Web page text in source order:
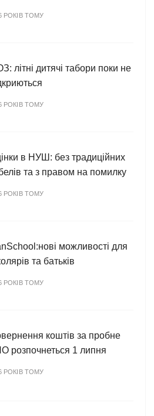
РОКІВ ТОМУ
літні дитячі табори поки не
РОКІВ ТОМУ
в НУШ: без традиційних
та з правом на помилку
РОКІВ ТОМУ
можливості для
та батьків
РОКІВ ТОМУ
коштів за пробне
розпочнеться 1 липня
РОКІВ ТОМУ